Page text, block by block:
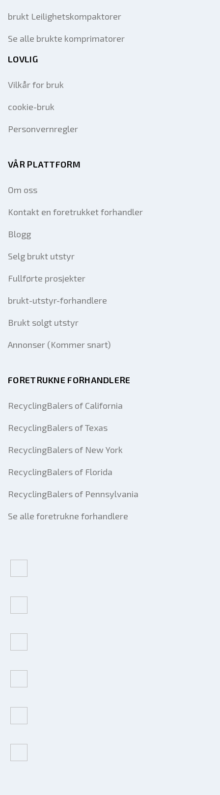
brukt Leilighetskompaktorer
Se alle brukte komprimatorer
LOVLIG
Vilkår for bruk
cookie-bruk
Personvernregler
VÅR PLATTFORM
Om oss
Kontakt en foretrukket forhandler
Blogg
Selg brukt utstyr
Fullførte prosjekter
brukt-utstyr-forhandlere
Brukt solgt utstyr
Annonser (Kommer snart)
FORETRUKNE FORHANDLERE
RecyclingBalers of California
RecyclingBalers of Texas
RecyclingBalers of New York
RecyclingBalers of Florida
RecyclingBalers of Pennsylvania
Se alle foretrukne forhandlere